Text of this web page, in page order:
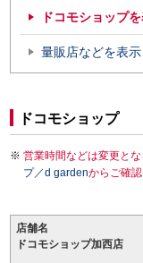
ドコモショップ
量販店などを表示
ドコモショップ
営業時間などは変更と
プ／d gardenからご確認
店舗名
ドコモショップ加西店